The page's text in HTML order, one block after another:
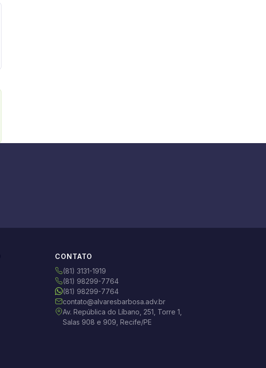
CONTATO
(81) 3131-1919
(81) 98299-7764
(81) 98299-7764
contato@alvaresbarbosa.adv.br
Av. República do Líbano, 251, Torre 1,
Salas 908 e 909, Recife/PE